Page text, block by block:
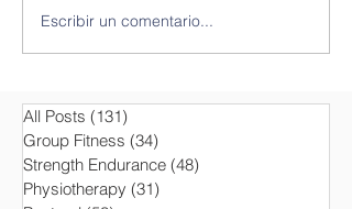
Estudio sobre los
Escribir un comentario...
All Posts (131)
Group Fitness (34)
Strength Endurance (48)
Physiotherapy (31)